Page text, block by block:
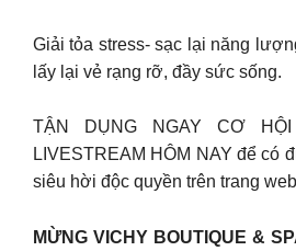
Giải tỏa stress- sạc lại năng
lấy lại vẻ rạng rỡ, đầy sức sống.
TẬN DỤNG NGAY CƠ
LIVESTREAM HÔM NAY để có
siêu hời độc quyền trên trang
MỪNG VICHY BOUTIQUE &